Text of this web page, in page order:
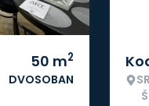
50 m2
DVOSOBAN